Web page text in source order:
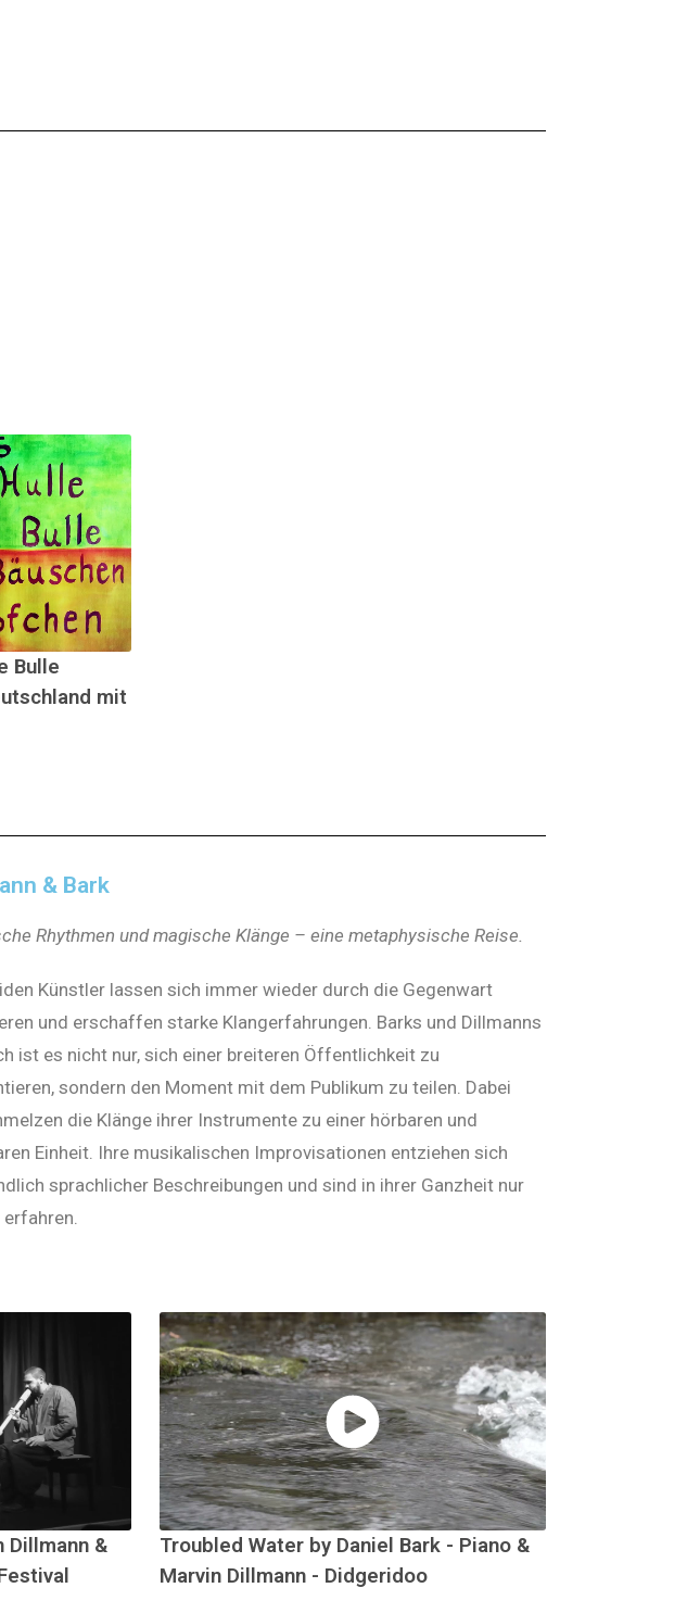
Bulle
mit
& Bark
Rhythmen und magische Klänge – eine metaphysische Reise.
Künstler lassen sich immer wieder durch die Gegenwart
und erschaffen starke Klangerfahrungen. Barks und Dillmanns
ist es nicht nur, sich einer breiteren Öffentlichkeit zu
sondern den Moment mit dem Publikum zu teilen. Dabei
die Klänge ihrer Instrumente zu einer hörbaren und
Einheit. Ihre musikalischen Improvisationen entziehen sich
sprachlicher Beschreibungen und sind in ihrer Ganzheit nur
Dillmann &
Troubled Water by Daniel Bark - Piano &
Marvin Dillmann - Didgeridoo